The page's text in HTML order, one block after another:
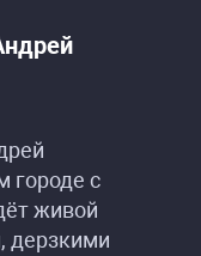
городе с
живой
дерзкими